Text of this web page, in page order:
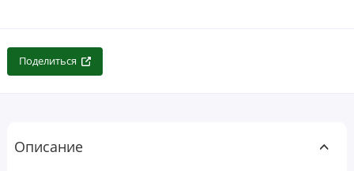
Поделиться
Описание